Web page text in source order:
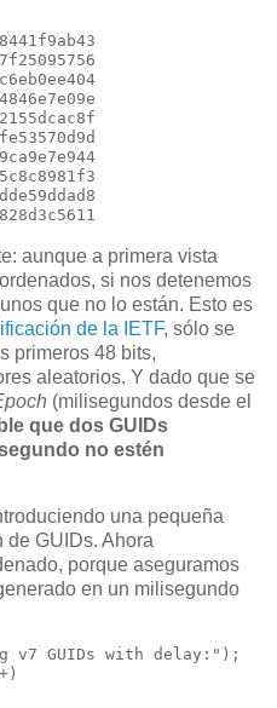
aunque a primera vista
si nos detenemos
que no lo están. Esto es
de la IETF, sólo se
primeros 48 bits,
aleatorios. Y dado que se
(milisegundos desde el
que dos GUIDs
no estén
una pequeña
de GUIDs. Ahora
porque aseguramos
en un milisegundo
v7 GUIDs with delay:");